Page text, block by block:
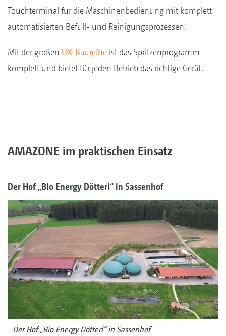
Touchterminal für die Maschinenbedienung mit komplett
automatisierten Befüll- und Reinigungsprozessen.
Mit der großen UX-Baureihe ist das Spritzenprogramm
komplett und bietet für jeden Betrieb das richtige Gerät.
AMAZONE im praktischen Einsatz
Der Hof „Bio Energy Dötterl“ in Sassenhof
Der Hof „Bio Energy Dötterl“ in Sassenhof